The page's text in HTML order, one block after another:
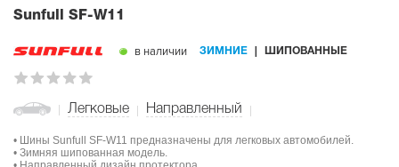
Sunfull SF-W11
в наличии ЗИМНИЕ ШИПОВАННЫЕ
Легковые Направленный
• Шины Sunfull SF-W11 предназначены для легковых автомобилей.
• Зимняя шипованная модель.